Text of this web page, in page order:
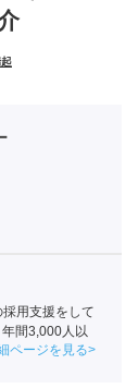
用支援をして
間3,000人以
者として年間
ページを見る